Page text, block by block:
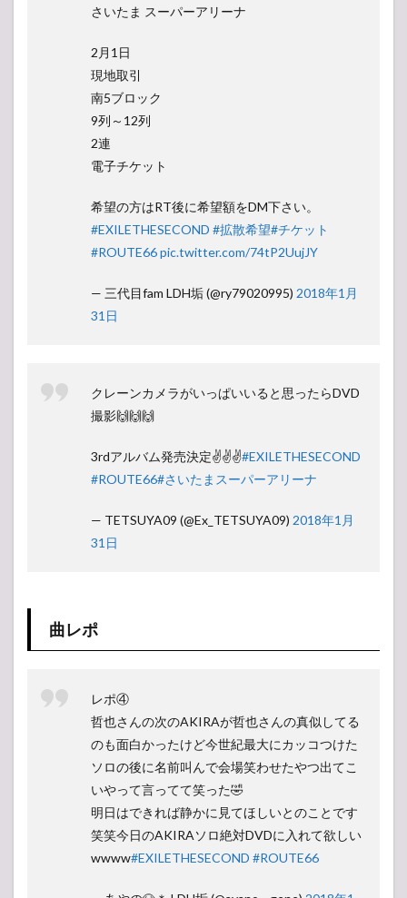
さいたま スーパーアリーナ
2月1日
現地取引
南5ブロック
9列～12列
2連
電子チケット
希望の方はRT後に希望額をDM下さい。
#EXILETHESECOND #拡散希望#チケット
#ROUTE66pic.twitter.com/74tP2UujJY
— 三代目fam LDH垢 (@ry79020995) 2018年1月
31日
クレーンカメラがいっぱいいると思ったらDVD
撮影🙌🙌🙌
3rdアルバム発売決定✌✌✌#EXILETHESECOND
#ROUTE66#さいたまスーパーアリーナ
— TETSUYA09 (@Ex_TETSUYA09) 2018年1月
31日
曲レポ
レポ④
哲也さんの次のAKIRAが哲也さんの真似してる
のも面白かったけど今世紀最大にカッコつけた
ソロの後に名前叫んで会場笑わせたやつ出てこ
いやって言ってて笑った🤣
明日はできれば静かに見てほしいとのことです
笑笑今日のAKIRAソロ絶対DVDに入れて欲しい
wwww#EXILETHESECOND #ROUTE66